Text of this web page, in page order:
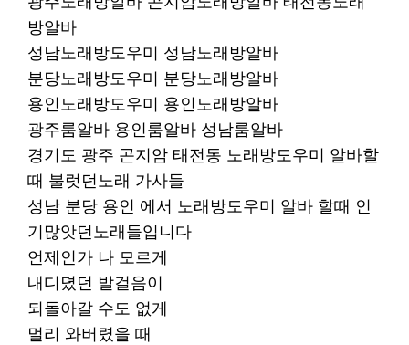
방알바
성남노래방도우미 성남노래방알바
분당노래방도우미 분당노래방알바
용인노래방도우미 용인노래방알바
광주룸알바 용인룸알바 성남룸알바
경기도 광주 곤지암 태전동 노래방도우미 알바할
때 불럿던노래 가사들
성남 분당 용인 에서 노래방도우미 알바 할때 인
기많앗던노래들입니다
언제인가 나 모르게
내디뎠던 발걸음이
되돌아갈 수도 없게
멀리 와버렸을 때